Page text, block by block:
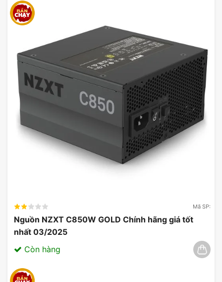
Mã SP:
Nguồn NZXT C850W GOLD Chính hãng giá tốt
nhất 03/2025
Còn hàng